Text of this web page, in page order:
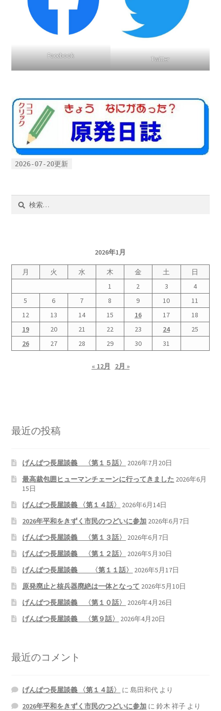
ギャラリー_2024.3.10
原発ゼロと未来
原発動向
原発 日誌
2022.8.1 福島第一原発 汚染配管撤去 失敗続きで計画
2022.12.25美浜原発 運転停止認めず 稼働４０年
超 老朽対策容認
2023.1.19 東電旧経営陣、二審も無罪 民事裁判で認
めた「長期評価」を否定
「原発６０年超へ」閣議決定
書籍
2022.12.29 原発事故と甲状腺がん
2023.1.26 「脱原発」成長論
2023.2.7 いまこそ私は原発に反対します
なぜ首都圏でガンが６０万人 増えているのか！？
南海トラフ巨大地震でも原発は大丈夫と言う人々
2025.9.30 市民エネルギーと地域主権
Facebook Twitter
2026-07-20更新
2026年1月
月 火 水 木 金 土
日
1
2 3
4
5
6 7 8 9 10
11
12
13 14 15 16 17
18
19
20 21 22 23 24
25
26
27 28 29 30 31
« 12月 2月 »
最近の投稿
げんぱつ長屋談義 〈第１５話〉
2026年7月20日
最高裁包囲ヒューマンチェーンに行ってきました 2026年6月
15日
げんぱつ長屋談義 〈第１４話〉
2026年6月14日
2026年平和をきずく市民のつどいに参加 2026年6月7日
げんぱつ長屋談義 〈第１３話〉
2026年6月7日
げんぱつ長屋談義 〈第１２話〉
2026年5月30日
げんぱつ長屋談義 〈第１１話〉
2026年5月17日
原発廃止と核兵器廃絶は一体となって 2026年5月10日
げんぱつ長屋談義 〈第１０話〉
2026年4月26日
げんぱつ長屋談義 〈第９話〉
2026年4月20日
最近のコメント
げんぱつ長屋談義 〈第１４話〉 に島田和代 より
2026年平和をきずく市民のつどいに参加 に鈴木 祥子 より